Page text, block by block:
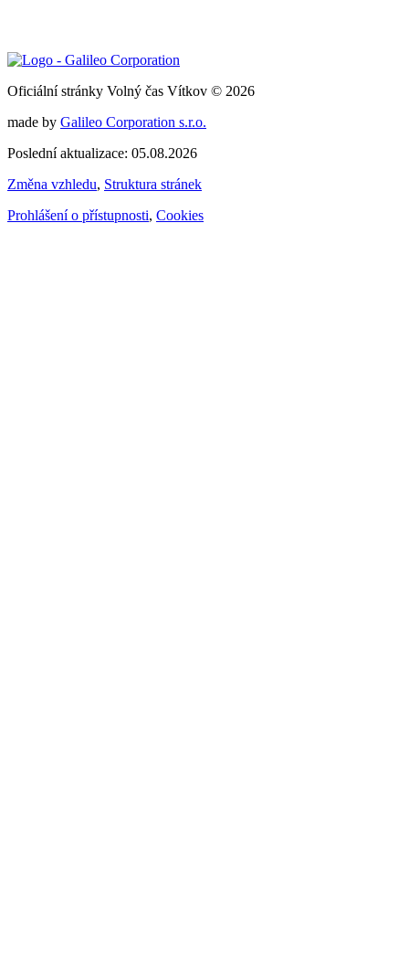
Oficiální stránky Volný čas Vítkov © 2026
made by Galileo Corporation s.r.o.
Poslední aktualizace: 05.08.2026
Změna vzhledu, Struktura stránek
Prohlášení o přístupnosti, Cookies